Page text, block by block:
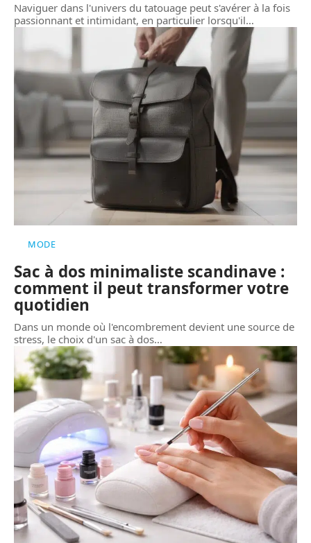
Naviguer dans l'univers du tatouage peut s'avérer à la fois
passionnant et intimidant, en particulier lorsqu'il…
MODE
Sac à dos minimaliste scandinave :
comment il peut transformer votre
quotidien
Dans un monde où l'encombrement devient une source de
stress, le choix d'un sac à dos…